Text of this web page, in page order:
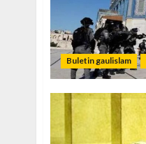
Buletin gaulislam